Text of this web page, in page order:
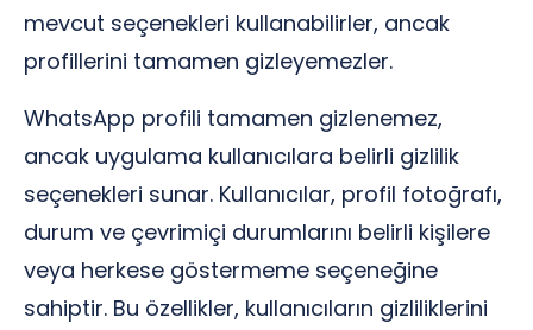
mevcut seçenekleri kullanabilirler, ancak
profillerini tamamen gizleyemezler.
WhatsApp profili tamamen gizlenemez,
ancak uygulama kullanıcılara belirli gizlilik
seçenekleri sunar. Kullanıcılar, profil fotoğrafı,
durum ve çevrimiçi durumlarını belirli kişilere
veya herkese göstermeme seçeneğine
sahiptir. Bu özellikler, kullanıcıların gizliliklerini